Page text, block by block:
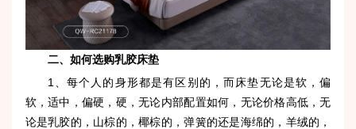
二、如何选购乳胶床垫
1、每个人的身形都是有区别的，而床垫无论是软，偏
软，适中，偏硬，硬，无论内部配置如何，无论价格高低，无
论是乳胶的，山棕的，椰棕的，弹簧的还是海绵的，羊绒的，